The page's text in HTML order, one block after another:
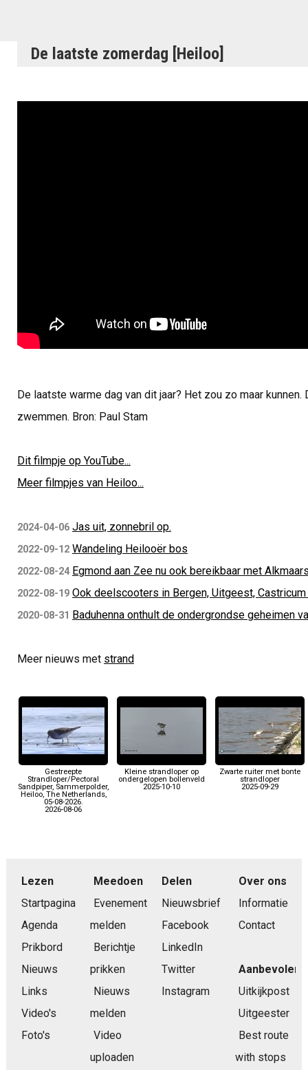
De laatste zomerdag [Heiloo]
De laatste warme dag van dit jaar? Het zou zo maar
zwemmen. Bron: Paul Stam
Dit filmpje op YouTube...
Meer filmpjes van Heiloo...
2024-04-06 Jas uit, zonnebril op.
2022-09-12 Wandeling Heilooër bos
2022-08-24 Egmond aan Zee nu ook bereikbaar met
2022-08-19 Ook deelscooters in Bergen, Uitgeest,
2020-08-31 Baduhenna onthult de ondergrondse geheimen
Meer nieuws met strand
Gestreepte
Strandloper/Pectoral
Sandpiper, Sammerpolder,
Heiloo, The Netherlands,
05-08-2026.
2026-08-06
Kleine strandloper op
ondergelopen bollenveld
2025-10-10
Zwarte ruiter met bonte
strandloper
2025-09-29
Lezen
Startpagina
Agenda
Prikbord
Nieuws
Links
Video's
Foto's
Meedoen
Evenement
melden
Berichtje
prikken
Nieuws
melden
Video
uploaden
Delen
Nieuwsbrief
Facebook
LinkedIn
Twitter
Instagram
Over ons
Informatie
Contact
Aanbevolen
Uitkijkpost
Uitgeester
Best route
with stops